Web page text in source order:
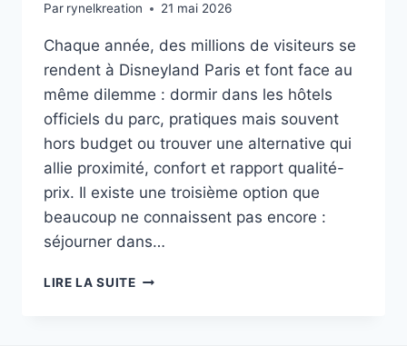
Par rynelkreation 21 mai 2026
Chaque année, des millions de visiteurs se
rendent à Disneyland Paris et font face au
même dilemme : dormir dans les hôtels
officiels du parc, pratiques mais souvent
hors budget ou trouver une alternative qui
allie proximité, confort et rapport qualité-
prix. Il existe une troisième option que
beaucoup ne connaissent pas encore :
séjourner dans…
LIRE LA SUITE